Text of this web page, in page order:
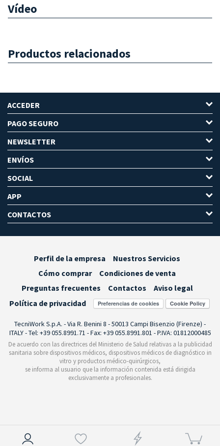
Vídeo
Productos relacionados
ACCEDER
PAGO SEGURO
NEWSLETTER
ENVÍOS
SOCIAL
APP
CONTACTOS
Perfil de la empresa
Nuestros Servicios
Cómo comprar
Condiciones de venta
Preguntas frecuentes
Contactos
Aviso legal
Política de privacidad
Preferencias de cookies
TecniWork S.p.A. - Via R. Benini 8 - 50013 Campi Bisenzio (Firenze) -
ITALY - Tel: +39 055.8991.71 - Fax: +39 055.8991.801 - P.IVA: 01812000485
De acuerdo con las directrices del Ministerio de Salud relativas a la publicidad
sanitaria sobre dispositivos médicos, dispositivos médicos de diagnóstico in
vitro y productos médico-quirúrgicos,
se informa al usuario que la información contenida está dirigida
exclusivamente a profesionales.